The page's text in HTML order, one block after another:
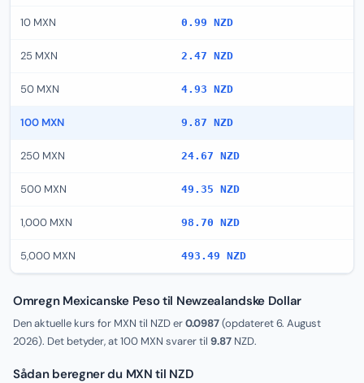
10 MXN 0.99 NZD
25 MXN 2.47 NZD
50 MXN 4.93 NZD
100 MXN 9.87 NZD
250 MXN 24.67 NZD
500 MXN 49.35 NZD
1,000 MXN 98.70 NZD
5,000 MXN 493.49 NZD
Omregn Mexicanske Peso til Newzealandske Dollar
Den aktuelle kurs for MXN til NZD er0.0987(opdateret6. August
2026). Det betyder, at 100 MXN svarer til 9.87 NZD.
Sådan beregner du MXN til NZD